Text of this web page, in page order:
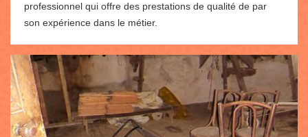
professionnel qui offre des prestations de qualité de par
son expérience dans le métier.